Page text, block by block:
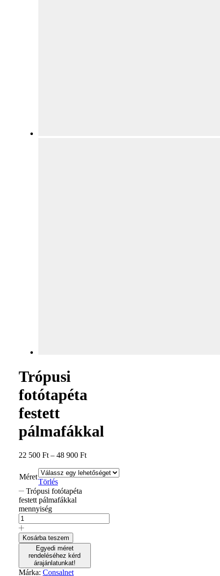
Trópusi
fotótapéta
festett
pálmafákkal
22 500 Ft – 48 900 Ft
Méret
Törlés
Trópusi fotótapéta
festett pálmafákkal
mennyiség
Kosárba teszem
Egyedi méret
rendeléséhez kérd
árajánlatunkat!
Márka: Consalnet